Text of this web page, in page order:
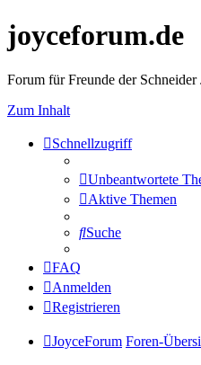
joyceforum.de
Forum für Freunde der Schneider
Zum Inhalt
Schnellzugriff
Unbeantwortete
Aktive Themen
Suche
FAQ
Anmelden
Registrieren
JoyceForum Foren-